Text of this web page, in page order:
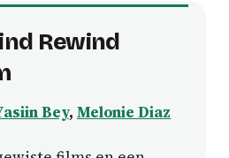
Rewind
Bey, Melonie Diaz